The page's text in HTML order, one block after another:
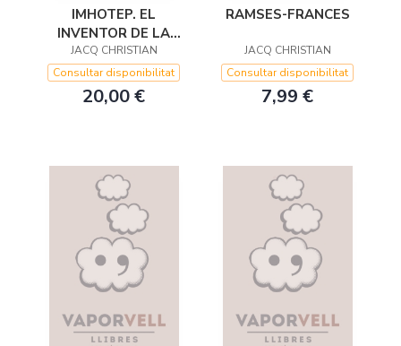
IMHOTEP. EL
INVENTOR DE LA
ETERNIDAD
JACQ CHRISTIAN
Consultar disponibilitat
20,00 €
RAMSES-FRANCES
JACQ CHRISTIAN
Consultar disponibilitat
7,99 €